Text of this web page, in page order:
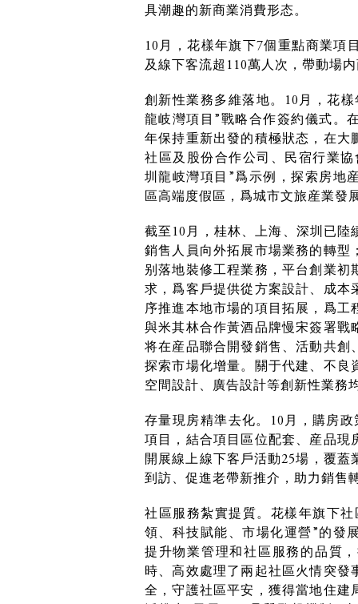
具潮趣的新商業消費形态。
10月，花樣年旗下7個重點商業項
及線下客流超110萬人次，帶動場
創新性業務多維落地。10月，花
龍岐灣項目”戰略合作簽約儀式。
年保持重新出發的積極狀态，在大
社區及股份合作公司、民宿行業
圳龍岐灣項目”爲示例，探索房地
區高端度假區，爲城市文旅産業發
截至10月，桂林、上海、深圳已
銷售人員向外拓展市場業務的轉型
别落地裝修工程業務，平台創業初
求，爲客戶提供從方案設計、成本
序推進本地市場的項目拓展，爲工
與米其林合作黃酒品牌慢宋簽署戰
将在産品聯合開發銷售、活動共創
探索市場化增量。關于代建、不良
空間設計、廣告設計等創新性業務
存量現房精準去化。10月，購房
項目，結合項目區位配套、産品現
開展線上線下客戶活動25場，覆
到訪、促進老帶新推介，助力銷售
社區服務紮實提質。花樣年旗下
領、科技賦能、市場化運營”的發
提升物業管理和社區服務的品質
時、高效處理了兩起社區火情突
全，守護社區平安，獲得當地住建